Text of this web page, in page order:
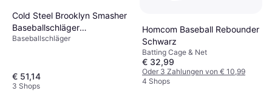
Cold Steel Brooklyn Smasher
Baseballschläger
Polypropylen
Baseballschläger
€ 51,14
3 Shops
Homcom Baseball Rebounder
Schwarz
Batting Cage & Net
€ 32,99
Oder 3 Zahlungen von € 10,99
4 Shops